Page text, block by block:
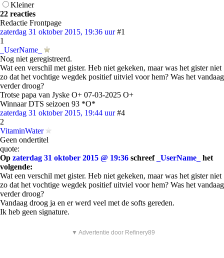
Kleiner
22 reacties
Redactie Frontpage
zaterdag 31 oktober 2015, 19:36 uur #1
1
_UserName_
Nog niet geregistreerd.
Wat een verschil met gister. Heb niet gekeken, maar was het gister niet
zo dat het vochtige wegdek positief uitviel voor hem? Was het vandaag
verder droog?
Trotse papa van Jyske O+ 07-03-2025 O+
Winnaar DTS seizoen 93 *O*
zaterdag 31 oktober 2015, 19:44 uur #4
2
VitaminWater
Geen ondertitel
quote:
Op zaterdag 31 oktober 2015 @ 19:36 schreef _UserName_
het
volgende:
Wat een verschil met gister. Heb niet gekeken, maar was het gister niet
zo dat het vochtige wegdek positief uitviel voor hem? Was het vandaag
verder droog?
Vandaag droog ja en er werd veel met de softs gereden.
Ik heb geen signature.
▼ Advertentie door Refinery89